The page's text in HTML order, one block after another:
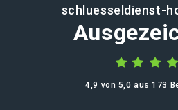
schluesseldienst-
4,9 von 5,0 aus 173